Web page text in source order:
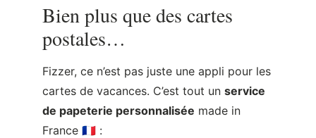
Bien plus que des cartes
postales…
Fizzer, ce n’est pas juste une appli pour les
cartes de vacances. C’est tout un service
de papeterie personnalisée made in
France 🇫🇷 :